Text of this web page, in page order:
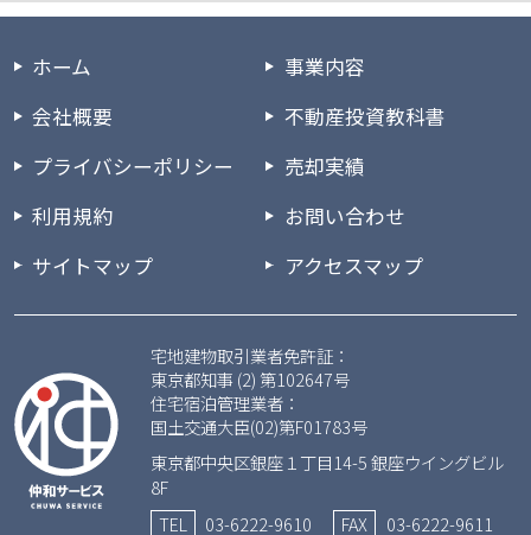
ホーム
会社概要
プライバシーポリシー
利用規約
サイトマップ
事業内容
不動産投資教科書
売却実績
お問い合わせ
アクセスマップ
宅地建物取引業者免許証：
東京都知事 (2) 第102647号
住宅宿泊管理業者：
国土交通大臣(02)第F01783号
東京都中央区銀座１丁目14-5 銀座ウイングビル
8F
TEL
03-6222-9610 FAX 03-6222-9611